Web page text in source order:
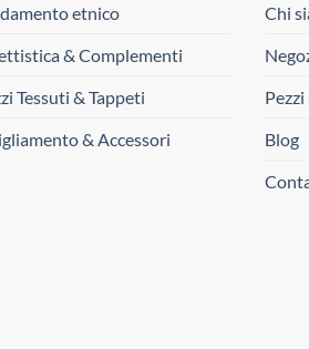
etnico
& Complementi
Tessuti & Tappeti
& Accessori
Chi
Blog